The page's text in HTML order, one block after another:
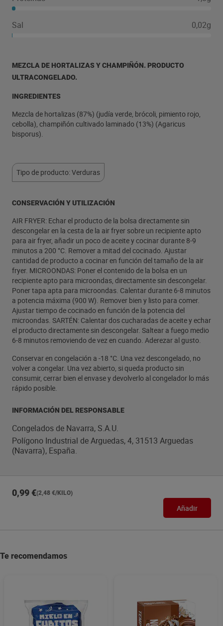
Sal 0,02g
MEZCLA DE HORTALIZAS Y CHAMPIÑÓN. PRODUCTO
ULTRACONGELADO.
INGREDIENTES
Mezcla de hortalizas (87%) (judía verde, brócoli, pimiento rojo,
cebolla), champiñón cultivado laminado (13%) (Agaricus
bisporus).
Tipo de producto: Verduras
CONSERVACIÓN Y UTILIZACIÓN
AIR FRYER: Echar el producto de la bolsa directamente sin
descongelar en la cesta de la air fryer sobre un recipiente apto
para air fryer, añadir un poco de aceite y cocinar durante 8-9
minutos a 200 °C. Remover a mitad del cocinado. Ajustar
cantidad de producto a cocinar en función del tamaño de la air
fryer. MICROONDAS: Poner el contenido de la bolsa en un
recipiente apto para microondas, directamente sin descongelar.
Poner tapa apta para microondas. Calentar durante 6-8 minutos
a potencia máxima (900 W). Remover bien y listo para comer.
Ajustar tiempo de cocinado en función de la potencia del
microondas. SARTÉN: Calentar dos cucharadas de aceite y echar
el producto directamente sin descongelar. Saltear a fuego medio
6-8 minutos removiendo de vez en cuando. Aderezar al gusto.
Conservar en congelación a -18 °C. Una vez descongelado, no
volver a congelar. Una vez abierto, si queda producto sin
consumir, cerrar bien el envase y devolverlo al congelador lo más
rápido posible.
INFORMACIÓN DEL RESPONSABLE
Congelados de Navarra, S.A.U.
Polígono Industrial de Arguedas, 4, 31513 Arguedas
(Navarra), España.
0,99 €(2,48 €/KILO)
Añadir
Te recomendamos